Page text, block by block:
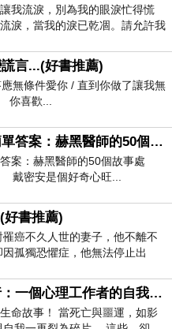
我流淚，別為我的眼淚忙得慌
淚，當我的淚已乾凅。請允許我
言...(好書推薦)
條件愛你 / 直到你做了讓我無
喜歡...
人生難題的簡單答案：赫黑醫師的50個故事處方....(好書推薦)
案：赫黑醫師的50個故事處
密安是個好奇心旺...
好書推薦)
罹癌不久人世的妻子，他不離不
孤獨恐懼症，他無法停止出
帶著傷心前行：一個心理工作者的自我療癒故事...(好書推薦)
命故事！ 當死亡與噩運，如影